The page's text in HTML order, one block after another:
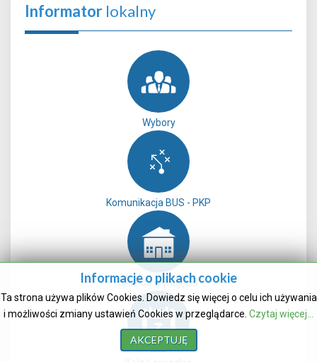
Informator lokalny
Wybory
Komunikacja BUS - PKP
Sale do wynajęcia
Informacje o plikach cookie
Ta strona używa plików Cookies. Dowiedz się więcej o celu ich używania
i możliwości zmiany ustawień Cookies w przeglądarce. Czytaj więcej...
AKCEPTUJĘ